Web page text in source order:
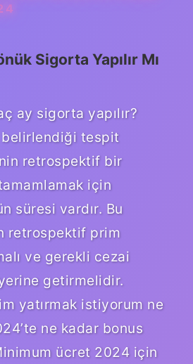
Sigorta Yapılır Mı
ay sigorta yapılır?
belirlendiği tespit
retrospektif bir
için
süresi vardır. Bu
retrospektif prim
ve gerekli cezai
getirmelidir.
yatırmak istiyorum ne
ne kadar bonus
ücret 2024 için